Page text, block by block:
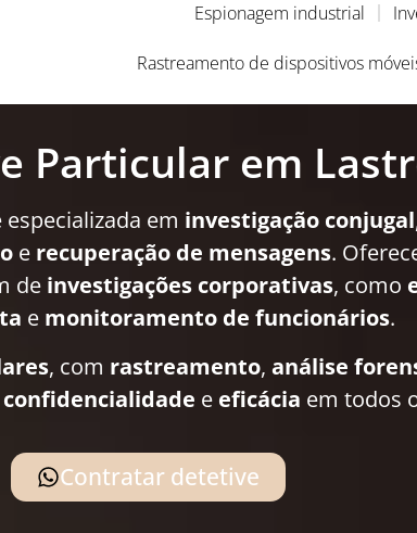
Espionagem industrial
Rastreamento de dispositivos
Particular em
especializada em investigação conjugal
e recuperação de mensagens.
de investigações corporativas, como
e monitoramento de funcionários.
, com rastreamento, análise
confidencialidade e eficácia em todos
Contratar detetive